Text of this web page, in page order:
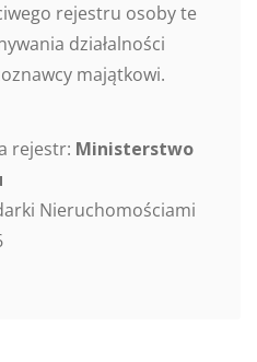
rejestru osoby te
działalności
majątkowi.
rejestr: Ministerstwo
Nieruchomościami